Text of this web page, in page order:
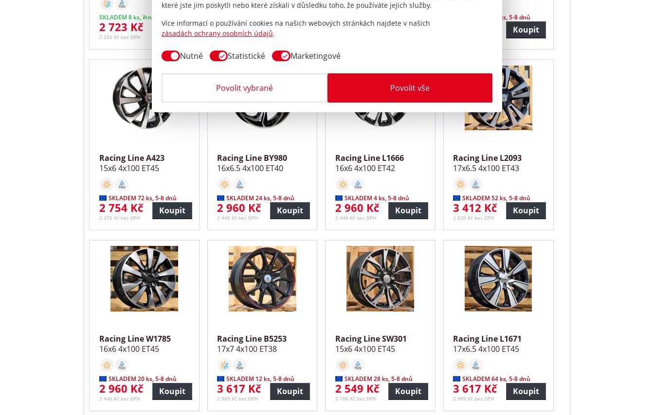
SKLADEM 8 ks, ihned
2 723 Kč
2 250 Kč bez DPH
Koupit 2 549 Kč
2 106 Kč bez DPH
2 960 Kč
SKLADEM 41 ks, 5-8 dnů
Koupit
Racing Line A423
15x6 4x100 ET45
SKLADEM 72 ks, 5-8 dnů
2 754 Kč
2 276 Kč bez DPH
Koupit
Racing Line BY980
16x6.5 4x100 ET40
SKLADEM 24 ks, 5-8 dnů
2 960 Kč
2 446 Kč bez DPH
Koupit
Racing Line L1666
16x6 4x100 ET42
SKLADEM 4 ks, 5-8 dnů
2 960 Kč
2 446 Kč bez DPH
Koupit
Racing Line L2093
17x6.5 4x100 ET43
SKLADEM 52 ks, 5-8 dnů
3 412 Kč
2 820 Kč bez DPH
Koupit
Racing Line W1785
16x6 4x100 ET45
SKLADEM 20 ks, 5-8 dnů
2 960 Kč
2 446 Kč bez DPH
Koupit
Racing Line B5253
17x7 4x100 ET38
SKLADEM 12 ks, 5-8 dnů
3 617 Kč
2 989 Kč bez DPH
Koupit
Racing Line SW301
15x6 4x100 ET45
SKLADEM 28 ks, 5-8 dnů
2 549 Kč
2 106 Kč bez DPH
Koupit
Racing Line L1671
17x6.5 4x100 ET45
SKLADEM 64 ks, 5-8 dnů
3 617 Kč
2 989 Kč bez DPH
Koupit
které jste jim poskytli nebo které získali v důsledku toho, že používáte jejich služby.
Více informací o používání cookies na našich webových stránkách najdete v našich
zásadách ochrany osobních údajů.
Nutné Statistické Marketingové
Povolit vybrané Povolit vše